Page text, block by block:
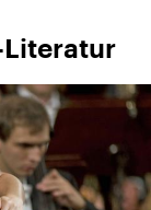
Literatur